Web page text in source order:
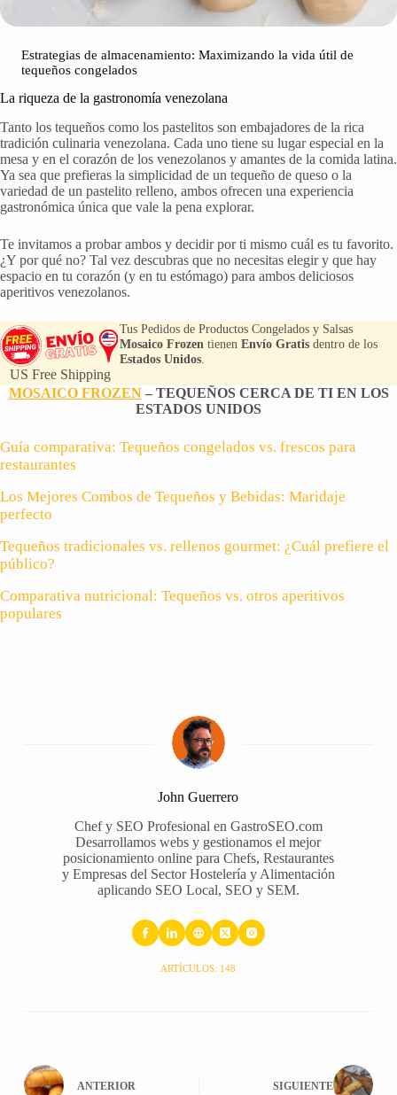
Estrategias de almacenamiento: Maximizando la vida útil de
tequeños congelados
La riqueza de la gastronomía venezolana
Tanto los tequeños como los pastelitos son embajadores de la rica
tradición culinaria venezolana. Cada uno tiene su lugar especial en la
mesa y en el corazón de los venezolanos y amantes de la comida latina.
Ya sea que prefieras la simplicidad de un tequeño de queso o la
variedad de un pastelito relleno, ambos ofrecen una experiencia
gastronómica única que vale la pena explorar.
Te invitamos a probar ambos y decidir por ti mismo cuál es tu favorito.
¿Y por qué no? Tal vez descubras que no necesitas elegir y que hay
espacio en tu corazón (y en tu estómago) para ambos deliciosos
aperitivos venezolanos.
US Free Shipping
Tus Pedidos de Productos Congelados y Salsas
Mosaico Frozen tienenEnvío Gratis dentro de los
Estados Unidos
MOSAICO FROZEN– TEQUEÑOS CERCA DE TI EN LOS
ESTADOS UNIDOS
Guía comparativa: Tequeños congelados vs. frescos para
restaurantes
Los Mejores Combos de Tequeños y Bebidas: Maridaje
perfecto
Tequeños tradicionales vs. rellenos gourmet: ¿Cuál prefiere el
público?
Comparativa nutricional: Tequeños vs. otros aperitivos
populares
John Guerrero
Chef y SEO Profesional en GastroSEO.com
Desarrollamos webs y gestionamos el mejor
posicionamiento online para Chefs, Restaurantes
y Empresas del Sector Hostelería y Alimentación
aplicando SEO Local, SEO y SEM.
ARTÍCULOS: 148
ANTERIOR SIGUIENTE